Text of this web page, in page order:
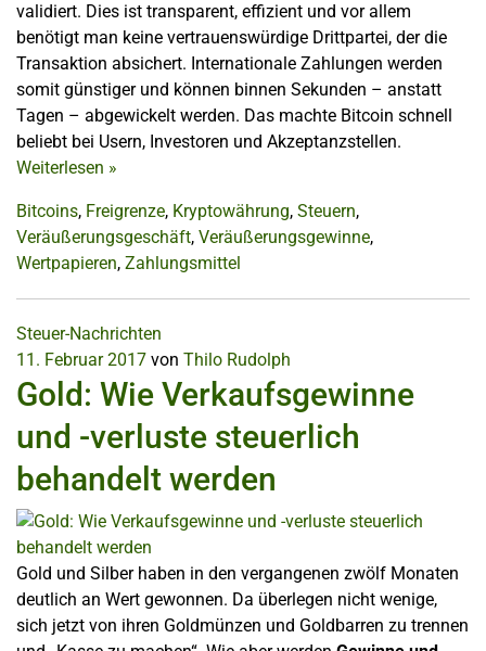
validiert. Dies ist transparent, effizient und vor allem
benötigt man keine vertrauenswürdige Drittpartei, der die
Transaktion absichert. Internationale Zahlungen werden
somit günstiger und können binnen Sekunden – anstatt
Tagen – abgewickelt werden. Das machte Bitcoin schnell
beliebt bei Usern, Investoren und Akzeptanzstellen.
Weiterlesen »
Bitcoins, Freigrenze, Kryptowährung, Steuern,
Veräußerungsgeschäft, Veräußerungsgewinne,
Wertpapieren, Zahlungsmittel
Steuer-Nachrichten
11. Februar 2017 von Thilo Rudolph
Gold: Wie Verkaufsgewinne
und -verluste steuerlich
behandelt werden
Gold und Silber haben in den vergangenen zwölf Monaten
deutlich an Wert gewonnen. Da überlegen nicht wenige,
sich jetzt von ihren Goldmünzen und Goldbarren zu trennen